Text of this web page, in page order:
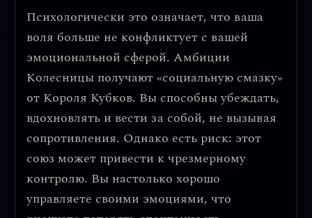
Психологически это означает, что ваша
воля больше не конфликтует с вашей
эмоциональной сферой. Амбиции
Колесницы получают «социальную смазку»
от Короля Кубков. Вы способны убеждать,
вдохновлять и вести за собой, не вызывая
сопротивления. Однако есть риск: этот
союз может привести к чрезмерному
контролю. Вы настолько хорошо
управляете своими эмоциями, что